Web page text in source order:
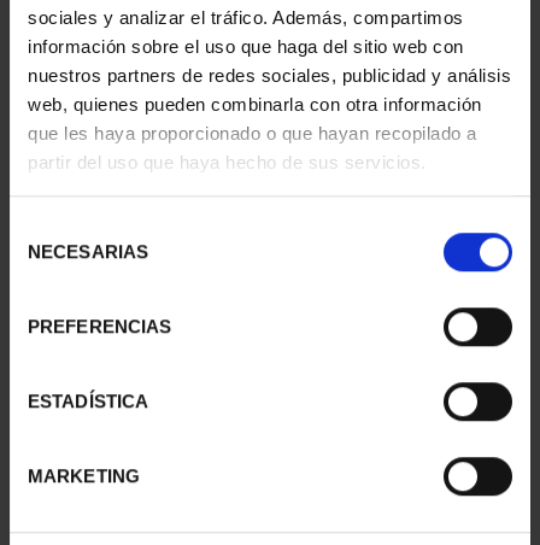
sociales y analizar el tráfico. Además, compartimos
información sobre el uso que haga del sitio web con
nuestros partners de redes sociales, publicidad y análisis
web, quienes pueden combinarla con otra información
que les haya proporcionado o que hayan recopilado a
partir del uso que haya hecho de sus servicios.
NECESARIAS
PREFERENCIAS
ESTADÍSTICA
MARKETING
CAPITALES ESPAÑOLAS
- CUENCA
73,00 €
CAPITALES ESPAÑOLAS
- GUADALAJARA
73,00 €